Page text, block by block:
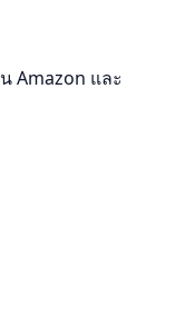
Amazon และ